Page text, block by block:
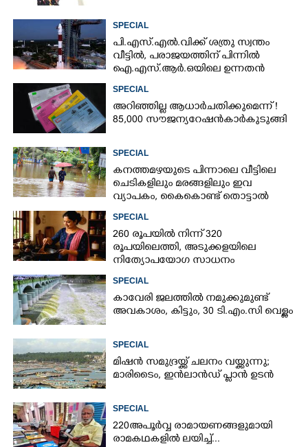
SPECIAL
പി.എസ്.എൽ.വിക്ക് ശത്രു സ്വന്തം
വീട്ടിൽ,​ പരാജയത്തിന് പിന്നിൽ
ഐ.എസ്.ആർ.ഒയിലെ ഉന്നതൻ
SPECIAL
അറിഞ്ഞില്ല ആധാർ ചതിക്കുമെന്ന് !
85,000 സൗജന്യ റേഷൻകാർ കുടുങ്ങി
SPECIAL
കനത്തമഴയുടെ പിന്നാലെ വീട്ടിലെ
ചെടികളിലും മരങ്ങളിലും ഇവ
വ്യാപകം, കൈകൊണ്ട് തൊട്ടാൽ
SPECIAL
260 രൂപയിൽ നിന്ന് 320
രൂപയിലെത്തി, അടുക്കളയിലെ
നിത്യോപയോഗ സാധനം
SPECIAL
കാവേരി ജലത്തിൽ നമുക്കുമുണ്ട്
അവകാശം, കിട്ടും, 30 ടി.എം.സി വെള്ളം
SPECIAL
മിഷൻ സമുദ്ര‌യ്ക്ക് ചലനം വയ്ക്കുന്നു;
മാരിടൈം, ഇൻലാൻഡ് പ്ലാൻ ഉടൻ
SPECIAL
220 അപൂർവ്വ രാമായണങ്ങളുമായി
രാമകഥകളിൽ ലയിച്ച്...